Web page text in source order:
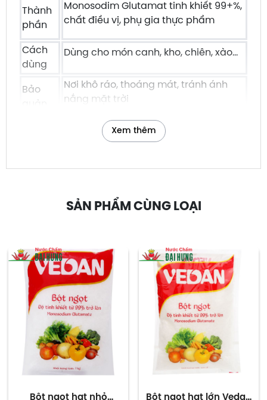
Thành
phần
Monosodim Glutamat tinh khiết 99+%,
chất điều vị, phụ gia thực phẩm
Cách
dùng
Dùng cho món canh, kho, chiên, xào...
Bảo
Nơi khô ráo, thoáng mát, tránh ánh
nắng mặt trời
Ajinomoto (Việt Nam)
Việt Nam
Xem thêm
SẢN PHẨM CÙNG LOẠI
Bột ngọt hạt nhỏ Bột ngọt hạt lớn Vedan